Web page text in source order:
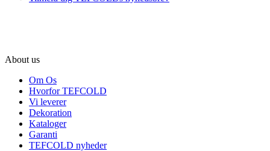
About us
Om Os
Hvorfor TEFCOLD
Vi leverer
Dekoration
Kataloger
Garanti
TEFCOLD nyheder